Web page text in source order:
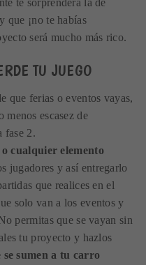
que ¡no te habías
será mucho más rico.
TU JUEGO
que ferias o eventos vayas,
menos escasez de
fase 2.
cualquier elemento
jugadores y así entregarlo
que realices en el
solo van a los eventos y
permitas que se vayan sin
tu proyecto y hazlos
se sumen a tu carro